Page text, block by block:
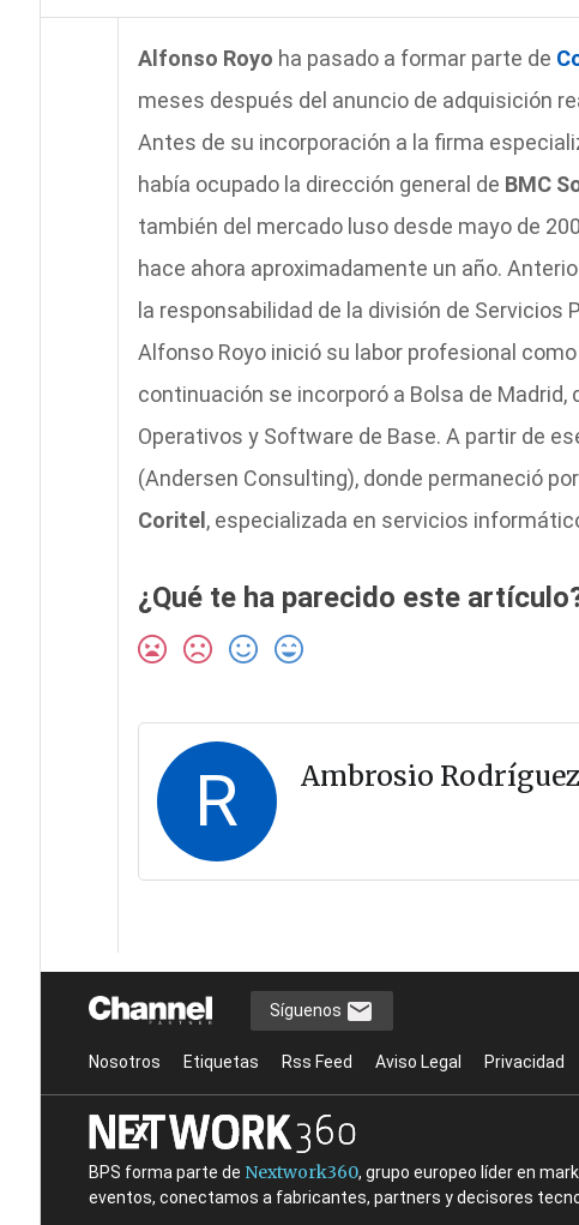
Alfonso Royo ha pasado a formar parte de
meses después del anuncio de adquisición
Antes de su incorporación a la firma
había ocupado la dirección general de BMC
también del mercado luso desde mayo de
hace ahora aproximadamente un año.
la responsabilidad de la división de Servicios
Alfonso Royo inició su labor profesional
continuación se incorporó a Bolsa de
Operativos y Software de Base. A partir de
(Andersen Consulting), donde permaneció
Coritel, especializada en servicios
¿Qué te ha parecido este
R Ambrosio Rodríguez
Síguenos
Nosotros Etiquetas Rss Feed Aviso Legal Privacidad
BPS forma parte de Nextwork360, grupo europeo líder en
eventos, conectamos a fabricantes, partners y decisores